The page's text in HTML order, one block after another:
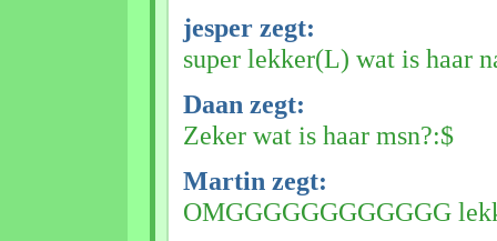
jesper zegt:
super lekker(L) wat is haar
Daan zegt:
Zeker wat is haar msn?:$
Martin zegt:
OMGGGGGGGGGGGG